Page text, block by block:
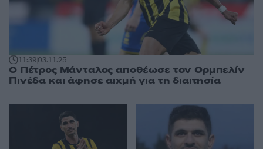
11:3903.11.25
Ο Πέτρος Μάνταλος αποθέωσε τον Ορμπελίν
Πινέδα και άφησε αιχμή για τη διαιτησία